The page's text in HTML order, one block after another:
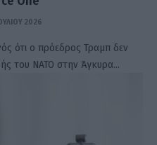
2026
ότι ο πρόεδρος Τραμπ δεν
του ΝΑΤΟ στην Άγκυρα…